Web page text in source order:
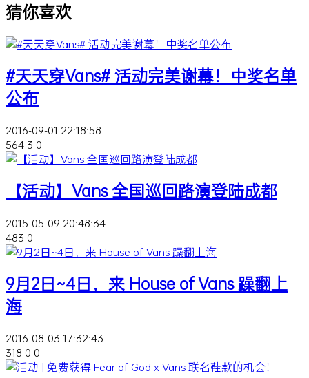
猜你喜欢
#天天穿Vans# 活动完美谢幕！中奖名单
公布
2016-09-01 22:18:58
564 3 0
【活动】Vans 全国巡回路演登陆成都
2015-05-09 20:48:34
483 0
9月2日~4日，来 House of Vans 躁翻上
海
2016-08-03 17:32:43
318 0 0